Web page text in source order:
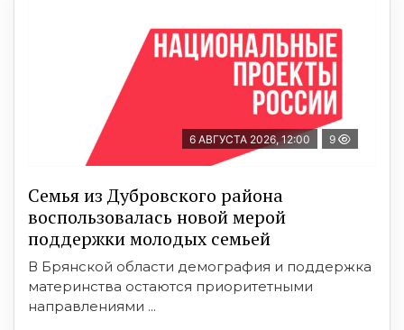
6 АВГУСТА 2026, 12:00 9
Семья из Дубровского района
воспользовалась новой мерой
поддержки молодых семьей
В Брянской области демография и поддержка
материнства остаются приоритетными
направлениями ...